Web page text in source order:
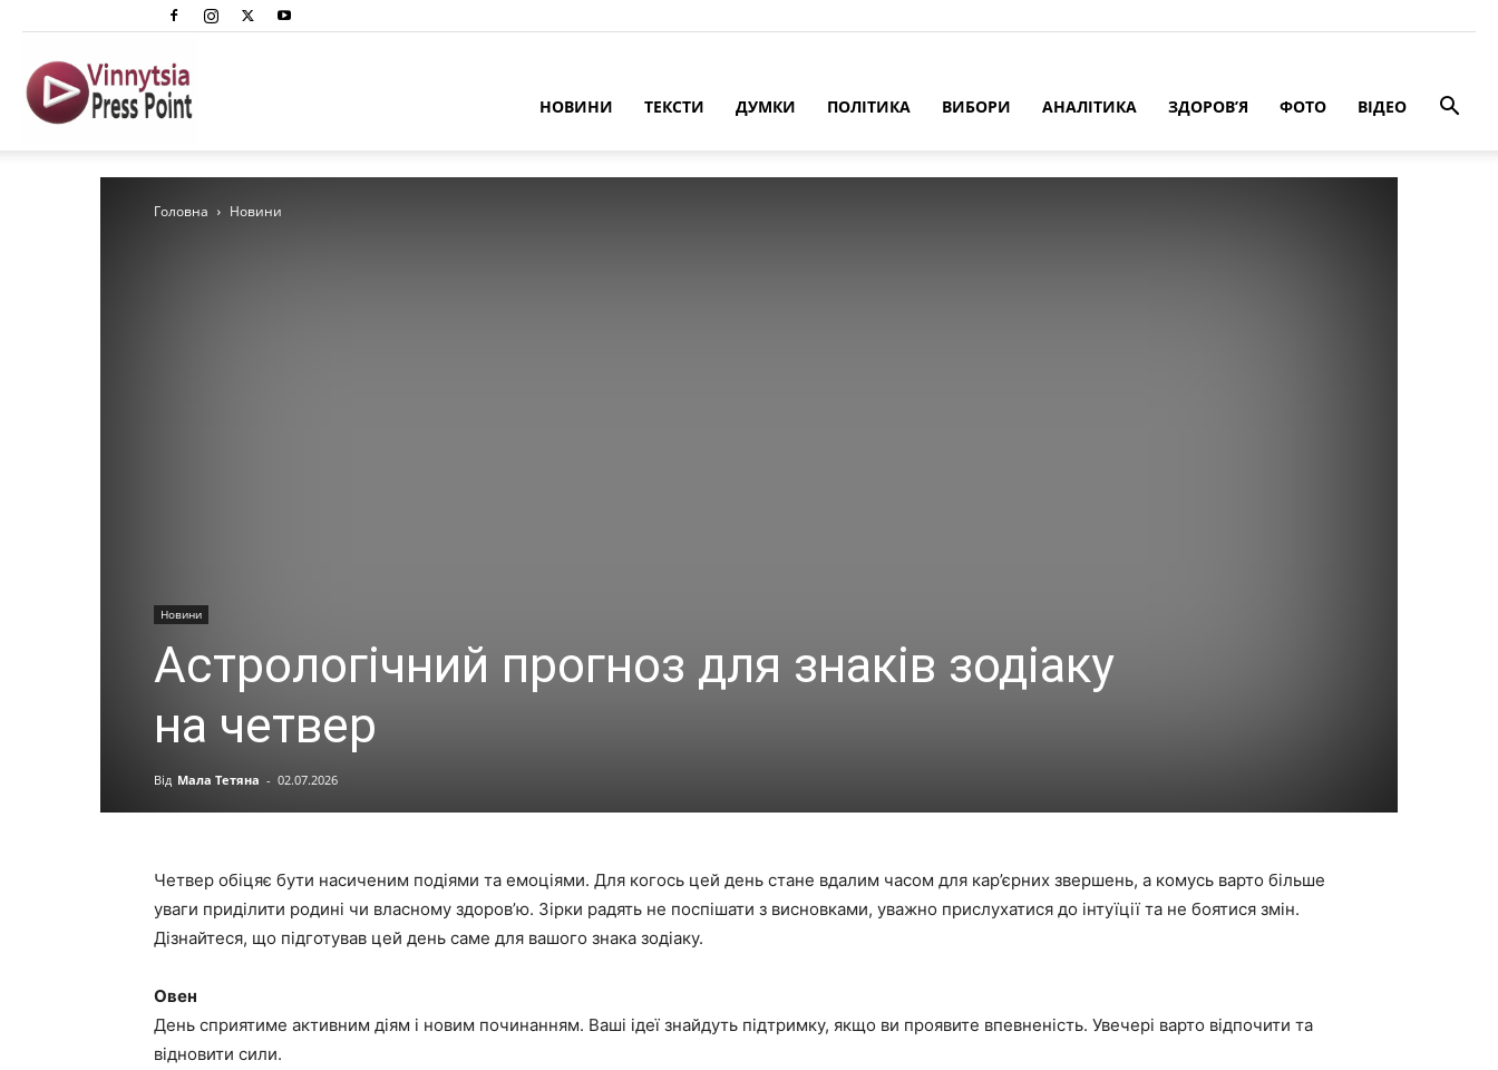
Преспоінт
НОВИНИ ТЕКСТИ ДУМКИ ПОЛІТИКА ВИБОРИ АНАЛІТИКА ЗДОРОВ’Я ФОТО ВІДЕО
Головна Новини
Новини
Астрологічний прогноз для знаків зодіаку
на четвер
Від Мала Тетяна - 02.07.2026
Четвер обіцяє бути насиченим подіями та емоціями. Для когось цей день стане вдалим часом для кар’єрних звершень, а комусь варто більше
уваги приділити родині чи власному здоров’ю. Зірки радять не поспішати з висновками, уважно прислухатися до інтуїції та не боятися змін.
Дізнайтеся, що підготував цей день саме для вашого знака зодіаку.
Овен
День сприятиме активним діям і новим починанням. Ваші ідеї знайдуть підтримку, якщо ви проявите впевненість. Увечері варто відпочити та
відновити сили.